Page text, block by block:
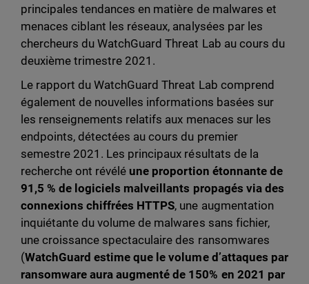
principales tendances en matière de malwares et
menaces ciblant les réseaux, analysées par les
chercheurs du WatchGuard Threat Lab au cours du
deuxième trimestre 2021.
Le rapport du WatchGuard Threat Lab comprend
également de nouvelles informations basées sur
les renseignements relatifs aux menaces sur les
endpoints, détectées au cours du premier
semestre 2021. Les principaux résultats de la
recherche ont révélé une proportion étonnante de
91,5 % de logiciels malveillants propagés via des
connexions chiffrées HTTPS, une augmentation
inquiétante du volume de malwares sans fichier,
une croissance spectaculaire des ransomwares
(WatchGuard estime que le volume d’attaques par
ransomware aura augmenté de 150% en 2021 par